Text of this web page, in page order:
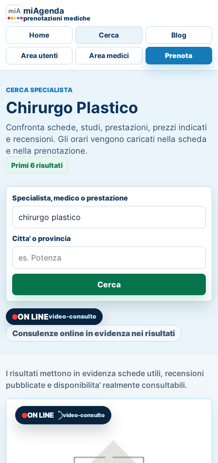
miAgenda
prenotazioni mediche
Home Cerca Blog
Area utenti Area medici Prenota
CERCA SPECIALISTA
Chirurgo Plastico
Confronta schede, studi, prestazioni, prezzi indicati
e recensioni. Gli orari vengono caricati nella scheda
e nella prenotazione.
Primi 6 risultati
Specialista, medico o prestazione
Citta' o provincia
Cerca
ON LINEvideo-consulto
Consulenze online in evidenza nei risultati
I risultati mettono in evidenza schede utili, recensioni
pubblicate e disponibilita' realmente consultabili.
ON LINE video-consulto